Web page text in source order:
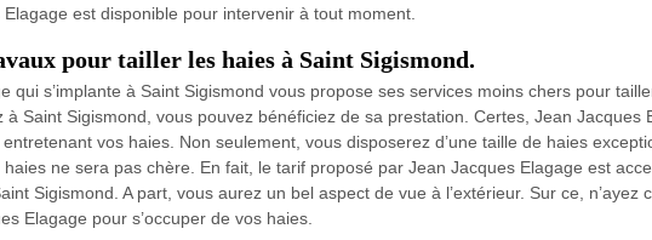
est disponible pour intervenir à tout moment.
pour tailler les haies à Saint Sigismond.
qui s’implante à Saint Sigismond vous propose ses services moins chers pour
à Saint Sigismond, vous pouvez bénéficiez de sa prestation. Certes, Jean Jacques
vos haies. Non seulement, vous disposerez d’une taille de haies
ne sera pas chère. En fait, le tarif proposé par Jean Jacques Elagage est
Sigismond. A part, vous aurez un bel aspect de vue à l’extérieur. Sur ce, n’ayez
Elagage pour s’occuper de vos haies.